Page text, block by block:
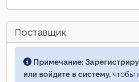
Поставщик
Примечание:
или войдите в систему, чтобы